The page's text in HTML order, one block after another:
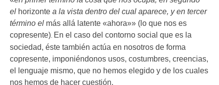
el horizonte a la vista dentro del cual aparece, y en tercer
término el más allá latente «ahora»» (lo que nos es
copresente) En el caso del contorno social que es la
sociedad, éste también actúa en nosotros de forma
copresente, imponiéndonos usos, costumbres, creencias,
el lenguaje mismo, que no hemos elegido y de los cuales
nos hemos de hacer cuestión.